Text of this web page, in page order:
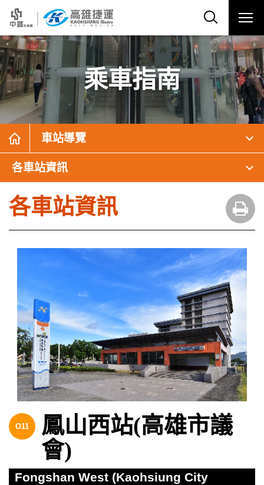
乘車指南
車站導覽
各車站資訊
各車站資訊
O11
鳳山西站(高雄市議
會)
Fongshan West (Kaohsiung City